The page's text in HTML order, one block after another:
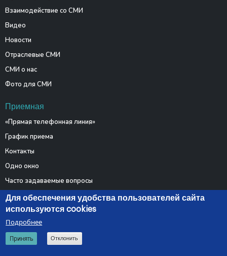
Взаимодействие со СМИ
Видео
Новости
Отраслевые СМИ
СМИ о нас
Фото для СМИ
Приемная
«Прямая телефонная линия»
График приема
Контакты
Одно окно
Часто задаваемые вопросы
Электронные обращения
© 2026 Министерство связи и информатизации Республики
Для обеспечения удобства пользователей сайта
используются cookies
Подробнее
Принять Отклонить